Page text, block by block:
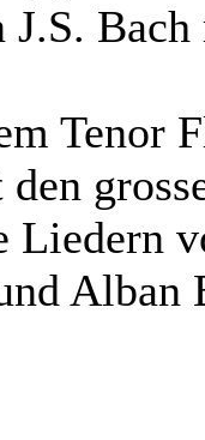
J.S.
Tenor
Liedern